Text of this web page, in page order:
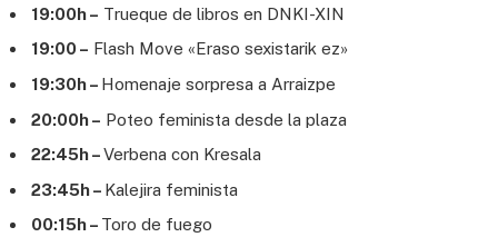
19:00h – Trueque de libros en DNKI-XIN
19:00 – Flash Move «Eraso sexistarik ez»
19:30h – Homenaje sorpresa a Arraizpe
20:00h – Poteo feminista desde la plaza
22:45h –Verbena con Kresala
23:45h – Kalejira feminista
00:15h – Toro de fuego